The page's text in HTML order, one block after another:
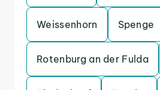
Weissenhorn Spenge
Rotenburg an der Fulda